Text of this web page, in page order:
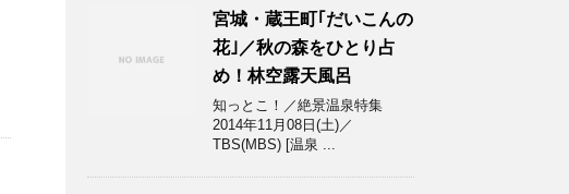
宮城・蔵王町｢だいこんの
花｣／秋の森をひとり占
め！林空露天風呂
知っとこ！／絶景温泉特集
2014年11月08日(土)／
TBS(MBS) [温泉 ...